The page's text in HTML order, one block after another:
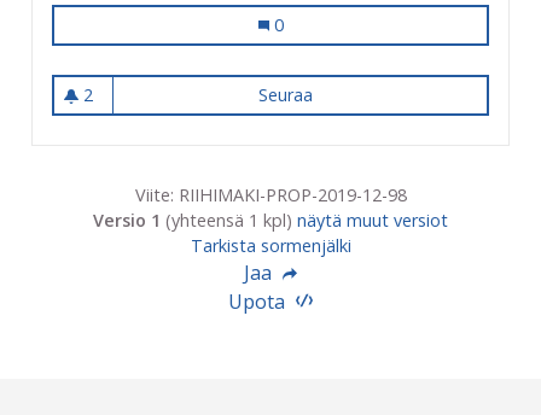
Liikuntapuiston kuntolaite
0
2
2 seuraajaa
Seuraa
Viite: RIIHIMAKI-PROP-2019-12-98
Versio 1 (yhteensä 1 kpl) näytä muut versiot
Tarkista sormenjälki
Jaa
Upota